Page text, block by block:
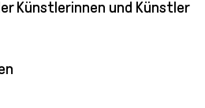
Künstlerinnen und Künstler